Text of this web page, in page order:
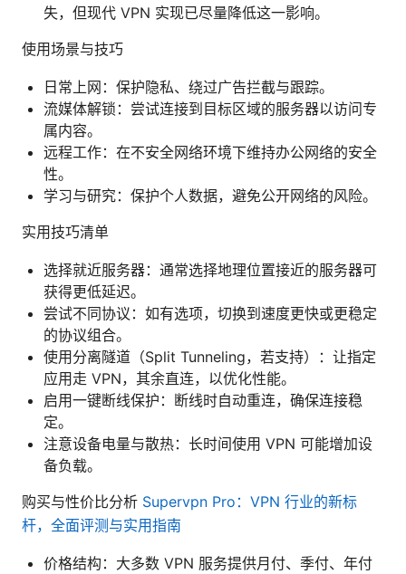
失，但现代 VPN 实现已尽量降低这一影响。
使用场景与技巧
日常上网：保护隐私、绕过广告拦截与跟踪。
流媒体解锁：尝试连接到目标区域的服务器以访问专
属内容。
远程工作：在不安全网络环境下维持办公网络的安全
性。
学习与研究：保护个人数据，避免公开网络的风险。
实用技巧清单
选择就近服务器：通常选择地理位置接近的服务器可
获得更低延迟。
尝试不同协议：如有选项，切换到速度更快或更稳定
的协议组合。
使用分离隧道（Split Tunneling，若支持）：让指定
应用走 VPN，其余直连，以优化性能。
启用一键断线保护：断线时自动重连，确保连接稳
定。
注意设备电量与散热：长时间使用 VPN 可能增加设
备负载。
购买与性价比分析 Supervpn Pro：VPN 行业的新标
杆，全面评测与实用指南
价格结构：大多数 VPN 服务提供月付、季付、年付